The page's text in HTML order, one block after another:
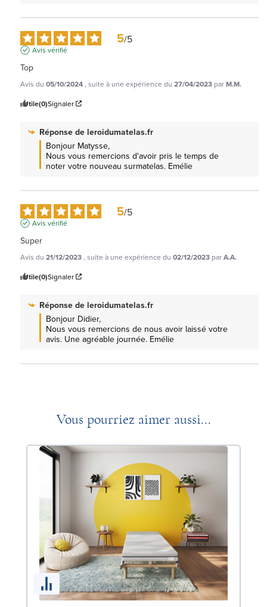
5/5
Avis vérifié
Top
Avis du 05/10/2024, suite à une expérience du 27/04/2023 parM.M.
Utile(0)Signaler
Réponse de leroidumatelas.fr
Bonjour Matysse,
Nous vous remercions d'avoir pris le temps de
noter votre nouveau surmatelas. Emélie
5/5
Avis vérifié
Super
Avis du 21/12/2023, suite à une expérience du 02/12/2023 parA.A.
Utile(0)Signaler
Réponse de leroidumatelas.fr
Bonjour Didier,
Nous vous remercions de nous avoir laissé votre
avis. Une agréable journée. Emélie
Vous pourriez aimer aussi...